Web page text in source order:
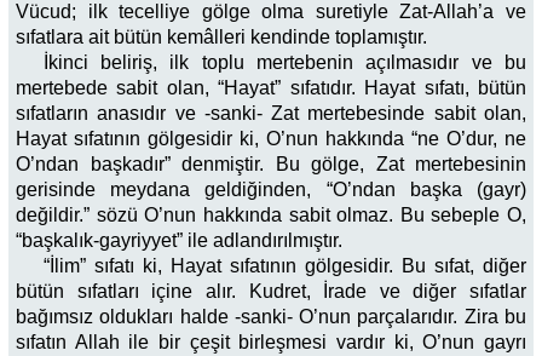
Vücud; ilk tecelliye gölge olma suretiyle Zat-Allah’a ve
sıfatlara ait bütün kemâlleri kendinde toplamıştır.
İkinci beliriş, ilk toplu mertebenin açılmasıdır ve bu
mertebede sabit olan, “Hayat” sıfatıdır. Hayat sıfatı, bütün
sıfatların anasıdır ve -sanki- Zat mertebesinde sabit olan,
Hayat sıfatının gölgesidir ki, O’nun hakkında “ne O’dur, ne
O’ndan başkadır” denmiştir. Bu gölge, Zat mertebesinin
gerisinde meydana geldiğinden, “O’ndan başka (gayr)
değildir.” sözü O’nun hakkında sabit olmaz. Bu sebeple O,
“başkalık-gayriyyet” ile adlandırılmıştır.
“İlim” sıfatı ki, Hayat sıfatının gölgesidir. Bu sıfat, diğer
bütün sıfatları içine alır. Kudret, İrade ve diğer sıfatlar
bağımsız oldukları halde -sanki- O’nun parçalarıdır. Zira bu
sıfatın Allah ile bir çeşit birleşmesi vardır ki, O’nun gayrı